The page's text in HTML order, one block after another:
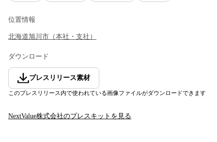
位置情報
北海道旭川市 （本社・支社 ）
ダウンロード
プレスリリース素材
このプレスリリース内で使われている画像ファイルがダウンロードできます
NextValue株式会社のプレスキットを見る